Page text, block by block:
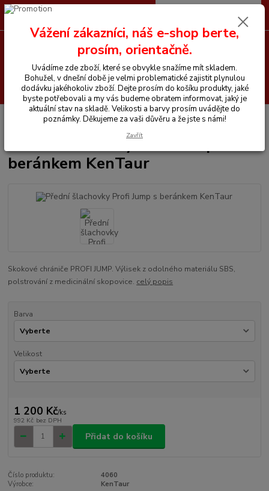
Hledat
+420 605 255 500 0 Kč
Vše pro koně Přední šlachovky Profi Jump s beránkem KenTaur
Přední šlachovky Profi Jump s
beránkem KenTaur
Skokové chrániče PROFI JUMP. Výlisek z odolného materiálu SBS,
polstrování z medicinální skopovice. celý popis
Barva
Velikost
1 200 Kč/ks
992 Kč bez DPH
Přidat do košíku
Číslo produktu:
4060
Výrobce:
KenTaur
Vážení zákazníci, náš e-shop berte,
prosím, orientačně.
Uvádíme zde zboží, které se obvykle snažíme mít skladem.
Bohužel, v dnešní době je velmi problematické zajistit plynulou
dodávku jakéhokoliv zboží. Dejte prosím do košíku produkty, jaké
byste potřebovali a my vás budeme obratem informovat, jaký je
aktuální stav na skladě. Velikosti a barvy prosím uvádějte do
poznámky. Děkujeme za vaši důvěru a že jste s námi!
Zavřít